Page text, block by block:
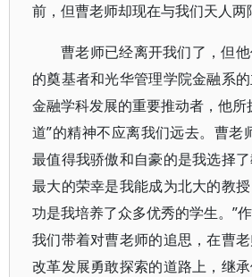
前，但曹老师却现在与我们天人两
曹老师已经离开我们了，但
的奠基者和光华管理学院金融系
金融学科发展的重要推动者，他所
道”的精神不应离我们远去。曹老
最值得我骄傲和自豪的是我选择
最大的荣幸是我能成为北大的教
功是我培养了众多优秀的学生。”
我们带着对曹老师的追思，在曹
改革发展勇敢探索的道路上，继